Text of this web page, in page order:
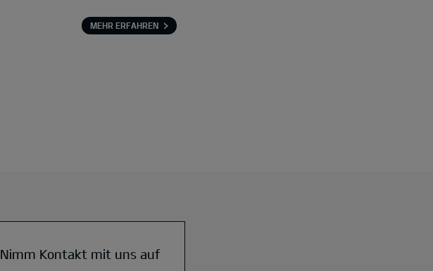
MEHR ERFAHREN
Nimm Kontakt mit uns auf